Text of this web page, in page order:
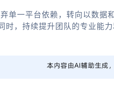
单一平台依赖，转向以数据
时，持续提升团队的专业能